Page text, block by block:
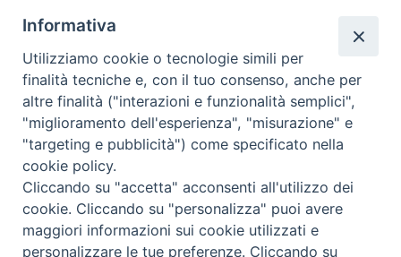
con l’unzione dello Spirito Santo per donarlo a tutti noi come
consacrazione, di essere fedeli testimoni e umili servitori del tuo
amore per l’umanità. Amen.
Informativa
Utilizziamo cookie o tecnologie simili per
finalità tecniche e, con il tuo consenso, anche per
altre finalità ("interazioni e funzionalità semplici",
"miglioramento dell'esperienza", "misurazione" e
"targeting e pubblicità") come specificato nella
cookie policy.
Cliccando su "accetta" acconsenti all'utilizzo dei
cookie. Cliccando su "personalizza" puoi avere
maggiori informazioni sui cookie utilizzati e
personalizzare le tue preferenze. Cliccando su